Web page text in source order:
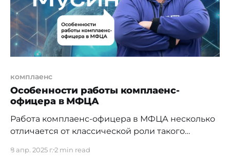
комплаенс
Особенности работы комплаенс-
офицера в МФЦА
Работа комплаенс-офицера в МФЦА несколько
отличается от классической роли такого
квазигосударственном секторе, а также в
8 апр. 2025 г.2 min read